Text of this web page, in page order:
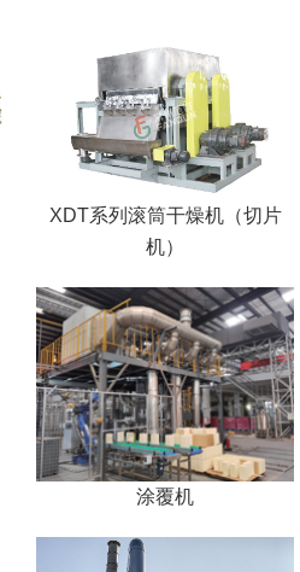
XDT系列滚筒干燥机（切片
机）
涂覆机